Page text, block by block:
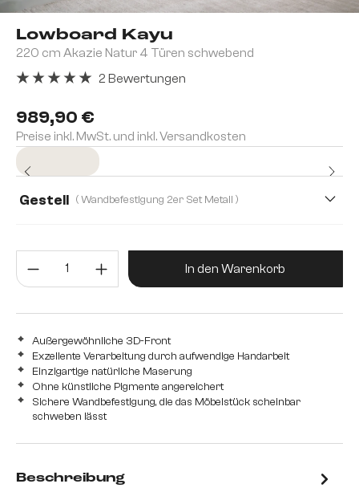
Lowboard Kayu
220 cm Akazie Natur 4 Türen schwebend
989,90 €
Preise inkl. MwSt. und inkl. Versandkosten
2 Bewertungen
Gestell ( Wandbefestigung 2er Set Metall )
Produkt Anzahl: Gib den
In den Warenkorb
Außergewöhnliche 3D-Front
Exzellente Verarbeitung durch aufwendige Handarbeit
Einzigartige natürliche Maserung
Ohne künstliche Pigmente angereichert
Sichere Wandbefestigung, die das Möbelstück scheinbar
schweben lässt
Beschreibung